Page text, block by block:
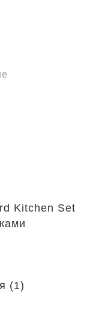
Kitchen Set
(1)